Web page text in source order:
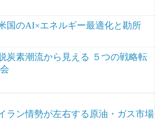
国のAI×エネルギー最適化と勘所
炭素潮流から見える ５つの戦略転
ラン情勢が左右する原油・ガス市場